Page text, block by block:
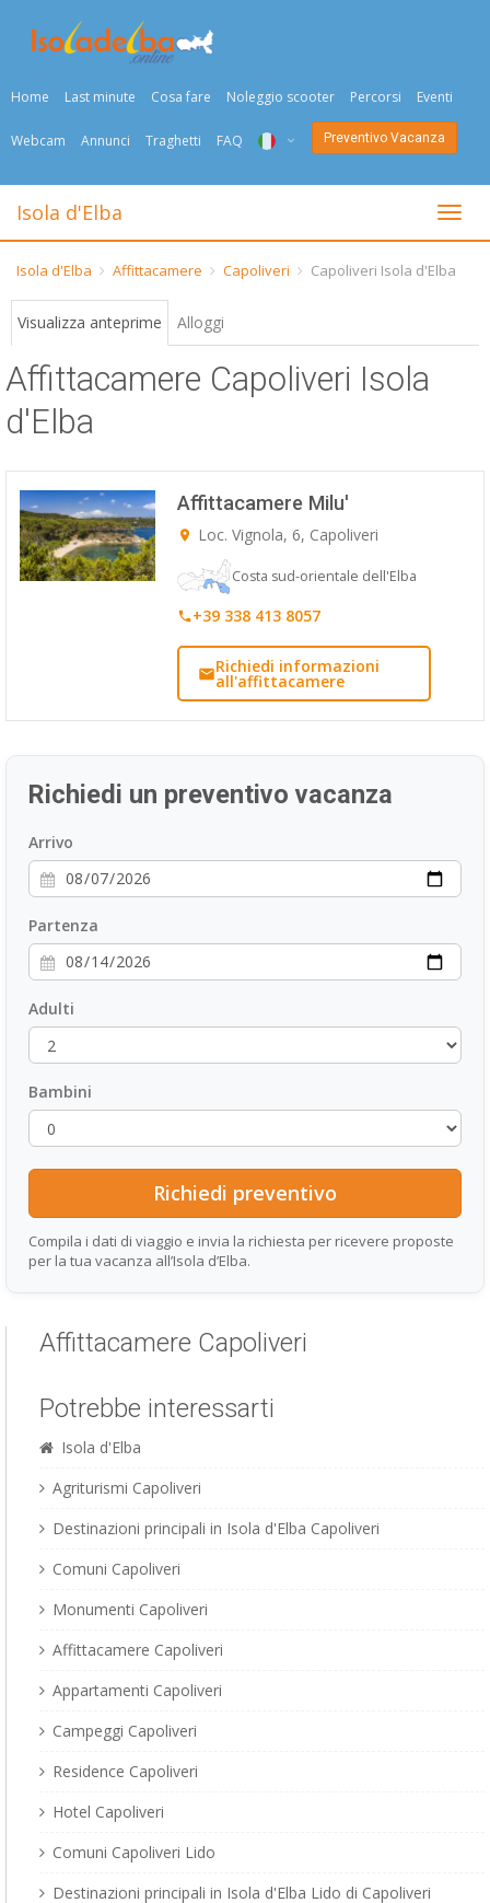
Home Last minute Cosa fare Noleggio scooter Percorsi Eventi
Webcam Annunci Traghetti FAQ
ENG
FRA
DAN
ESP
Preventivo Vacanza
Togli
Isola d'Elba
Isola d'Elba Affittacamere Capoliveri Capoliveri Isola d'Elba
Visualizza anteprime Alloggi
Affittacamere Capoliveri Isola
d'Elba
Affittacamere Milu'
Loc. Vignola, 6, Capoliveri
Costa sud-orientale dell'Elba
+39 338 413 8057
Richiedi informazioni
all'affittacamere
Richiedi un preventivo vacanza
Arrivo
Partenza
Adulti
Bambini
Compila i dati di viaggio e invia la richiesta per ricevere proposte
per la tua vacanza all’Isola d’Elba.
Affittacamere Capoliveri
Potrebbe interessarti
Isola d'Elba
Agriturismi Capoliveri
Destinazioni principali in Isola d'Elba Capoliveri
Comuni Capoliveri
Monumenti Capoliveri
Affittacamere Capoliveri
Appartamenti Capoliveri
Campeggi Capoliveri
Residence Capoliveri
Hotel Capoliveri
Comuni Capoliveri Lido
Destinazioni principali in Isola d'Elba Lido di Capoliveri